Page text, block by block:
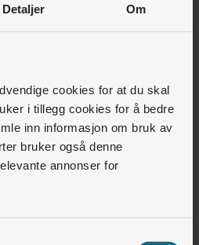
Detaljer Om
cookies for at du skal
i tillegg cookies for å bedre
inn informasjon om bruk av
bruker også denne
annonser for
Nei
artikler
• Installasjon
installasjon?
• Zaptec Go
lysene på Zaptec Go?